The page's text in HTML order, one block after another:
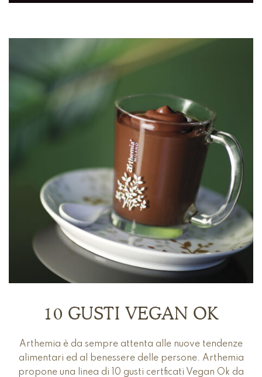
10 GUSTI VEGAN OK
Arthemia è da sempre attenta alle nuove tendenze
alimentari ed al benessere delle persone. Arthemia
propone una linea di 10 gusti certficati Vegan Ok da